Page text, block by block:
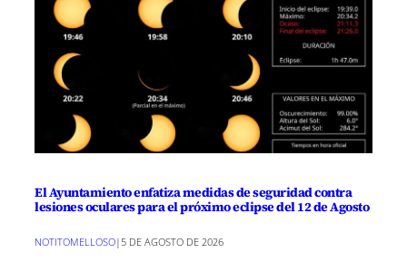
El Ayuntamiento enfatiza medidas de seguridad contra
lesiones oculares para el próximo eclipse del 12 de Agosto
NOTITOMELLOSO| 5 DE AGOSTO DE 2026